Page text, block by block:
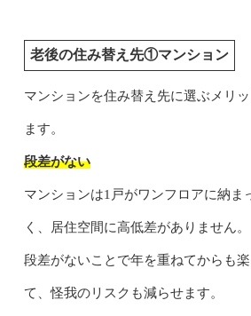
老後の住み替え先①マンション
マンションを住み替え先に選ぶメリ
ます。
段差がない
マンションは1戸がワンフロアに納ま
く、居住空間に高低差がありません。
段差がないことで年を重ねてからも
て、怪我のリスクも減らせます。